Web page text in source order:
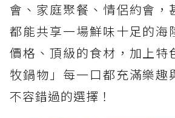
會、家庭聚餐、情侶約會，
都能共享一場鮮味十足的海
價格、頂級的食材，加上特
牧鍋物」每一口都充滿樂趣
不容錯過的選擇！